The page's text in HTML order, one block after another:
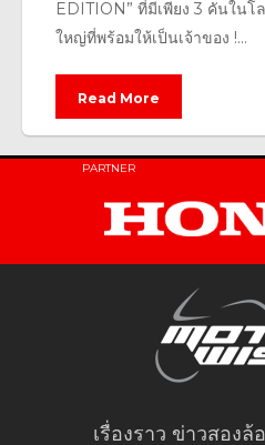
EDITION” ที่มีเพียง 3 คันในโ
ใหญ่ที่พร้อมให้เป็นเจ้าของ !...
Read More
PARTNER
เรื่องราว ข่าวสองล้